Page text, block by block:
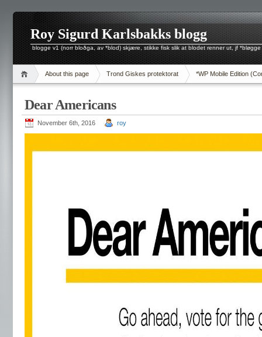
Roy Sigurd Karlsbakks blogg
blogge v1 (norr bloðga, av *blod) skjære, stikke fisk slik at blodet renner ut, jf *bløgge
About this page Trond Giskes protektorat *WP Mobile Edition
Dear Americans
November 6th, 2016 roy